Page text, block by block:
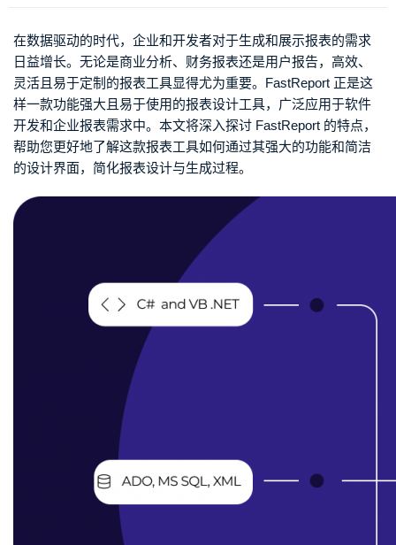
在数据驱动的时代，企业和开发者对于生成和展示报表的需求
日益增长。无论是商业分析、财务报表还是用户报告，高效、
灵活且易于定制的报表工具显得尤为重要。FastReport 正是这
样一款功能强大且易于使用的报表设计工具，广泛应用于软件
开发和企业报表需求中。本文将深入探讨 FastReport 的特点，
帮助您更好地了解这款报表工具如何通过其强大的功能和简洁
的设计界面，简化报表设计与生成过程。